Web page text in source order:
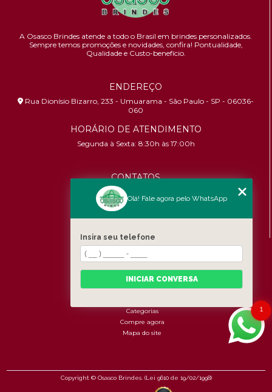
A Osasco Brindes atende a todo o Brasil em brindes personalizados.
Sempre temos promoções e novidades, confira! Pontualidade,
Qualidade e Custo-benefício.
ENDEREÇO
Rua Dionísio Bizarro, 233 - Umuarama - São Paulo - SP - 06036-
060
HORÁRIO DE ATENDIMENTO
Segunda à Sexta: 8:30h às 17:00h
CONTATOS
(11) 96456-9619
contato@osascobrindes.com.br
CNPJ:26.434.153/0001-30
MENU
Quem somos
Produtos
Categorias
Compre agora
Mapa do site
Copyright © Osasco Brindes. (Lei 9610 de 19/02/1998)
1
Olá! Fale agora pelo WhatsApp
Insira seu telefone
INICIAR CONVERSA